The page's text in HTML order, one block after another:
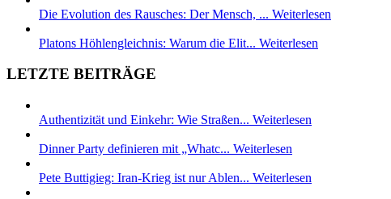
Die Evolution des Rausches: Der Mensch, ... Weiterlesen
Platons Höhlengleichnis: Warum die Elit... Weiterlesen
LETZTE BEITRÄGE
Authentizität und Einkehr: Wie Straßen... Weiterlesen
Dinner Party definieren mit „Whatc... Weiterlesen
Pete Buttigieg: Iran-Krieg ist nur Ablen... Weiterlesen